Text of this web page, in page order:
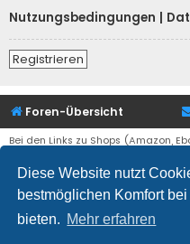
Diese Website nutzt
bestmöglichen Komfort
bieten. Mehr erfahren
Nutzungsbedingungen
Registrieren
Foren-Übersicht
Bei den Links zu Shops (Amazon,
Stern (*) markiert sind, kann
den Kauf eines Produktes
Umsatzbeteiligung
Einnahmen helfen die